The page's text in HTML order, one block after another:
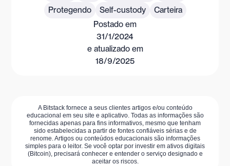
Protegendo
Self-custody
Carteira
Postado em
31/1/2024
e atualizado em
18/9/2025
A Bitstack fornece a seus clientes artigos e/ou conteúdo
educacional em seu site e aplicativo. Todas as informações são
fornecidas apenas para fins informativos, mesmo que tenham
sido estabelecidas a partir de fontes confiáveis sérias e de
renome. Artigos ou conteúdos educacionais são informações
simples para o leitor. Se você optar por investir em ativos digitais
(Bitcoin), precisará conhecer e entender o serviço designado e
aceitar os riscos.